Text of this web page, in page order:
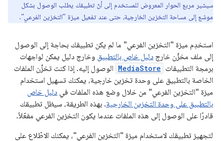
سيشير مربع الحوار المعروض للمستخدم إلى أنّ تطبيقك يطلب الوصول بشكل
موسّع إلى مساحة التخزين الخارجية، حتى عند تفعيل ميزة "التخزين الفرعي".
استخدِم ميزة "التخزين الفرعي" ما لم يكن تطبيقك بحاجة إلى الوصول
إلى ملف مخزَّن خارج دليل خاص بالتطبيق وخارج دليل يمكن لواجهات
برمجة التطبيقات MediaStore الوصول إليه. إذا كنت تخزِّن الملفات
الخاصة بالتطبيق على وحدة تخزين خارجية، يمكنك تسهيل استخدام
ميزة "التخزين الفرعي" من خلال وضع هذه الملفات في دليل خاص
بالتطبيق على وحدة التخزين الخارجية. بهذه الطريقة، سيظل تطبيقك
قادرًا على الوصول إلى هذه الملفات عندما يكون التخزين الفرعي مفعّلاً.
لتجهيز تطبيقك لاستخدام ميزة "التخزين الفرعي"، يمكنك الاطّلاع على